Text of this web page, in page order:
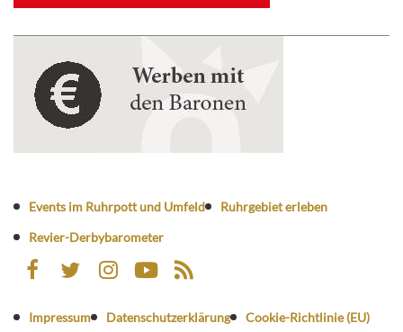
Events im Ruhrpott und Umfeld
Ruhrgebiet erleben
Revier-Derbybarometer
Impressum Datenschutzerklärung Cookie-Richtlinie (EU)